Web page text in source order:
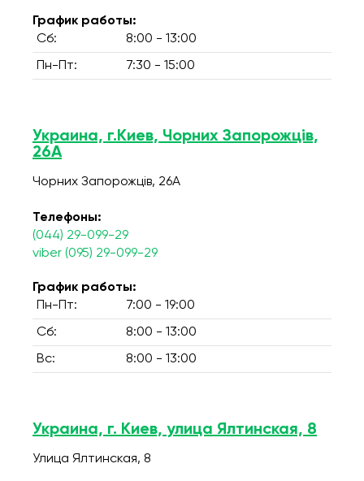
График работы:
Сб:
8:00 - 13:00
Пн-Пт: 7:30 - 15:00
Украина, г.Киев, Чорних Запорожців,
26А
Чорних Запорожців, 26А
Телефоны:
(044) 29-099-29
viber (095) 29-099-29
График работы:
Пн-Пт:
7:00 - 19:00
Сб: 8:00 - 13:00
Вс: 8:00 - 13:00
Украина, г. Киев, улица Ялтинская, 8
Улица Ялтинская, 8